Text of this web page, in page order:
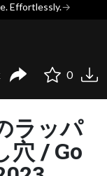
Effortlessly.→
0
ラッパ
穴 / Go